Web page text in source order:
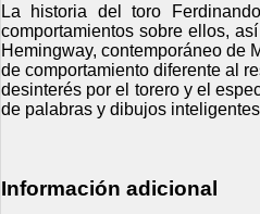
La historia del toro
comportamientos sobre ellos,
Hemingway, contemporáneo de
de comportamiento diferente al
desinterés por el torero y el
de palabras y dibujos
Información adicional